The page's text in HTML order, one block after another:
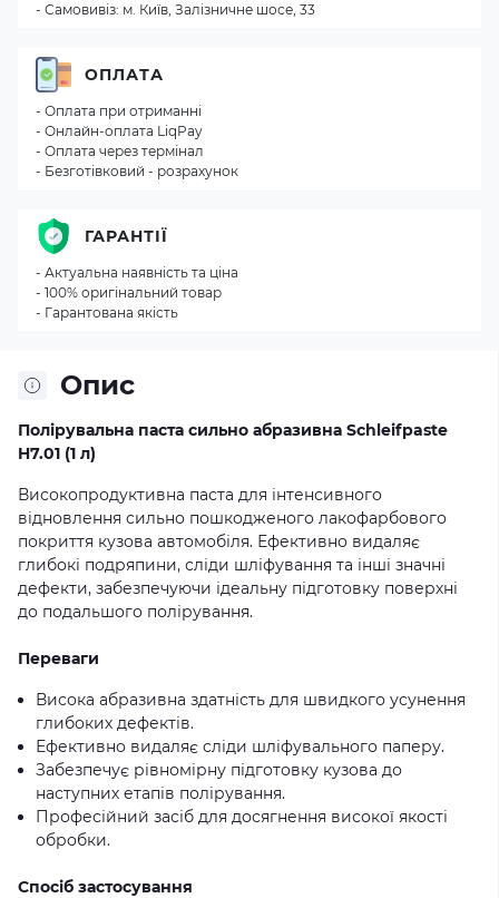
Опис
Полірувальна паста сильно абразивна Schleifpaste
H7.01 (1 л)
Високопродуктивна паста для інтенсивного
відновлення сильно пошкодженого лакофарбового
покриття кузова автомобіля. Ефективно видаляє
глибокі подряпини, сліди шліфування та інші значні
дефекти, забезпечуючи ідеальну підготовку поверхні
до подальшого полірування.
Переваги
Висока абразивна здатність для швидкого усунення
глибоких дефектів.
Ефективно видаляє сліди шліфувального паперу.
Забезпечує рівномірну підготовку кузова до
наступних етапів полірування.
Професійний засіб для досягнення високої якості
обробки.
Спосіб застосування
- Самовивіз: м. Київ, Залізничне шосе, 33
ОПЛАТА
- Оплата при отриманні
- Онлайн-оплата LiqPay
- Оплата через термінал
- Безготівковий - розрахунок
ГАРАНТІЇ
- Актуальна наявність та ціна
- 100% оригінальний товар
- Гарантована якість